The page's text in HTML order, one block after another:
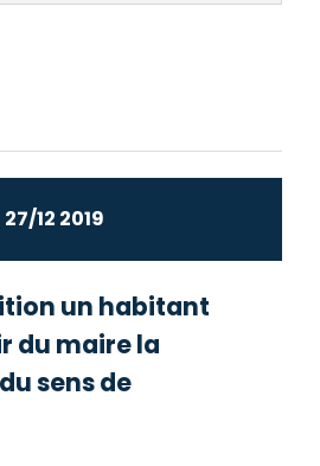
27/12 2019
un habitant
du maire la
sens de